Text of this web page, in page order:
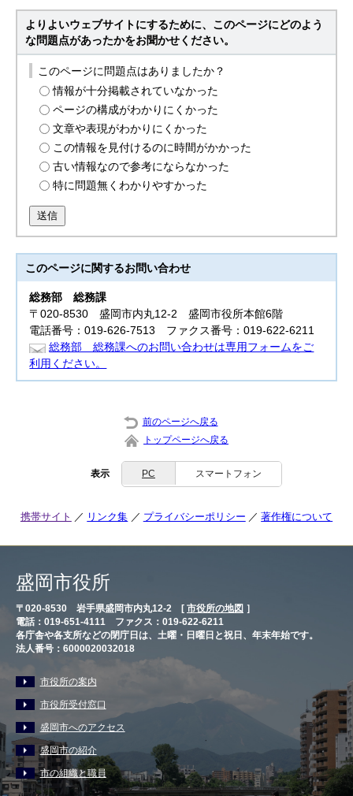
よりよいウェブサイトにするために、このページにどのよう
な問題点があったかをお聞かせください。
このページに問題点はありましたか？
情報が十分掲載されていなかった
ページの構成がわかりにくかった
文章や表現がわかりにくかった
この情報を見付けるのに時間がかかった
古い情報なので参考にならなかった
特に問題無くわかりやすかった
送信
このページに関するお問い合わせ
総務部総務課
〒020-8530 盛岡市内丸12-2 盛岡市役所本館6階
電話番号：019-626-7513 ファクス番号：019-622-6211
総務部 総務課へのお問い合わせは専用フォームをご
利用ください。
前のページへ戻る
トップページへ戻る
表示 PC スマートフォン
携帯サイト リンク集 プライバシーポリシー 著作権について
盛岡市役所
〒020-8530 岩手県盛岡市内丸12-2 [ 市役所の地図 ］
電話：019-651-4111 ファクス：019-622-6211
各庁舎や各支所などの閉庁日は、土曜・日曜日と祝日、年末年始です。
法人番号：6000020032018
市役所の案内
市役所受付窓口
盛岡市へのアクセス
盛岡市の紹介
市の組織と職員